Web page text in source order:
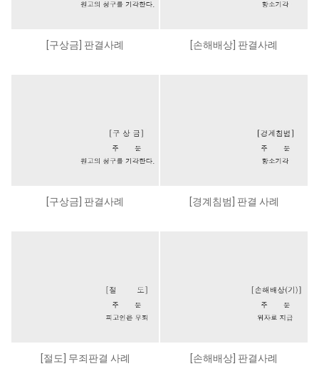
[구상금] 판결사례 [손해배상] 판결사례
[구상금] 판결사례 [경계침범] 판결 사례
[절도] 무죄판결 사례 [손해배상] 판결사례